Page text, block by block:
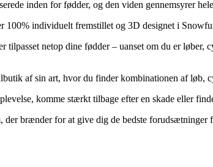
inden for fødder, og den viden gennemsyrer
individuelt fremstillet og 3D designet i
tilpasset netop dine fødder – uanset om du er løber,
af sin art, hvor du finder kombinationen af
komme stærkt tilbage efter en skade eller
brænder for at give dig de bedste